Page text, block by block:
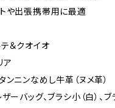
や出張携帯用に最適
テ＆クオイオ
ア
ンニンなめし牛革（ヌメ革）
ーバッグ、ブラシ小（白）、